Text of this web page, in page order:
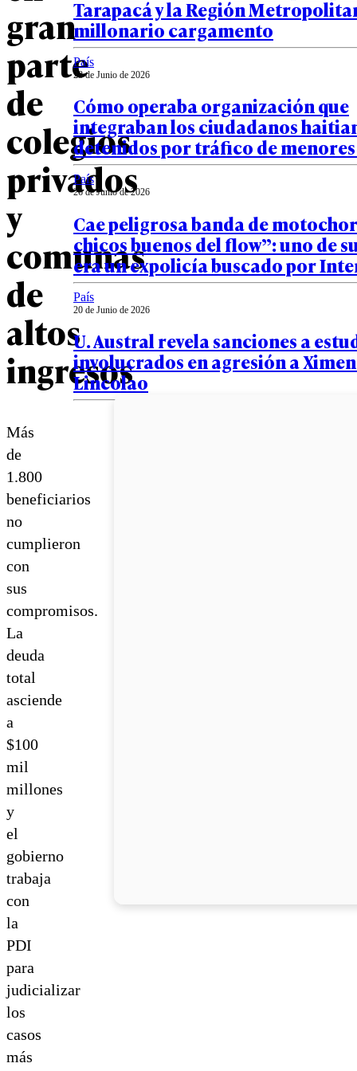
gran
parte
de
colegios
privados
y
comunas
de
altos
ingresos
Más
de
1.800
beneficiarios
no
cumplieron
con
sus
compromisos.
La
deuda
total
asciende
a
$100
mil
millones
y
el
gobierno
trabaja
con
la
PDI
para
judicializar
los
casos
más
Tarapacá y la Región
millonario cargamento
País
28 de Junio de 2026
Cómo operaba organización que
integraban los ciudadanos
detenidos por tráfico de menores
País
26 de Junio de 2026
Cae peligrosa banda de
chicos buenos del flow”: uno de
era un expolicía buscado por
País
20 de Junio de 2026
U. Austral revela sanciones a
involucrados en agresión a
Lincolao